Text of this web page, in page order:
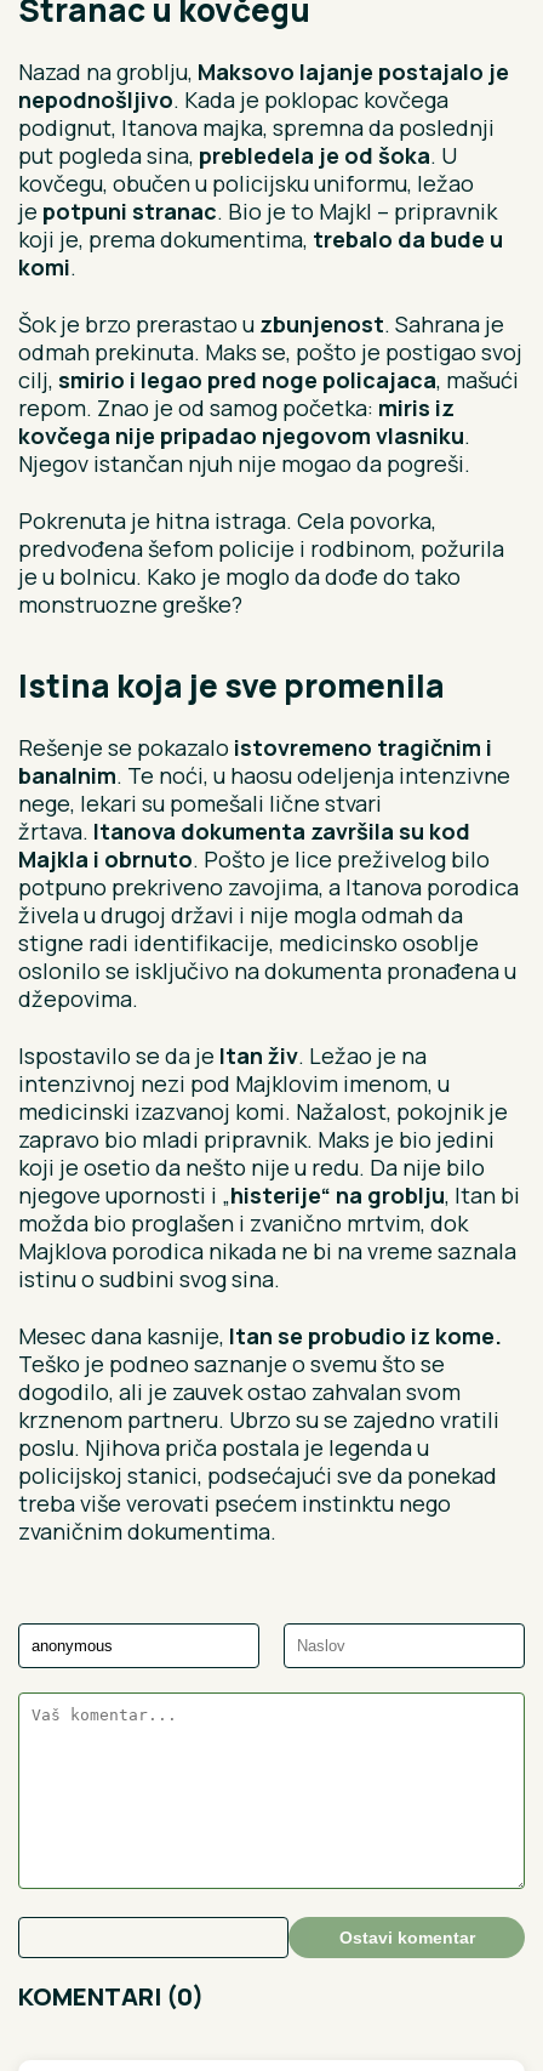
Stranac u kovčegu
Nazad na groblju, Maksovo lajanje postajalo je
nepodnošljivo. Kada je poklopac kovčega
podignut, Itanova majka, spremna da poslednji
put pogleda sina, prebledela je od šoka. U
kovčegu, obučen u policijsku uniformu, ležao
je potpuni stranac. Bio je to Majkl – pripravnik
koji je, prema dokumentima, trebalo da bude u
komi.
Šok je brzo prerastao u zbunjenost. Sahrana je
odmah prekinuta. Maks se, pošto je postigao svoj
cilj, smirio i legao pred noge policajaca, mašući
repom. Znao je od samog početka: miris iz
kovčega nije pripadao njegovom vlasniku.
Njegov istančan njuh nije mogao da pogreši.
Pokrenuta je hitna istraga. Cela povorka,
predvođena šefom policije i rodbinom, požurila
je u bolnicu. Kako je moglo da dođe do tako
monstruozne greške?
Istina koja je sve promenila
Rešenje se pokazalo istovremeno tragičnim i
banalnim. Te noći, u haosu odeljenja intenzivne
nege, lekari su pomešali lične stvari
žrtava. Itanova dokumenta završila su kod
Majkla i obrnuto. Pošto je lice preživelog bilo
potpuno prekriveno zavojima, a Itanova porodica
živela u drugoj državi i nije mogla odmah da
stigne radi identifikacije, medicinsko osoblje
oslonilo se isključivo na dokumenta pronađena u
džepovima.
Ispostavilo se da je Itan živ. Ležao je na
intenzivnoj nezi pod Majklovim imenom, u
medicinski izazvanoj komi. Nažalost, pokojnik je
zapravo bio mladi pripravnik. Maks je bio jedini
koji je osetio da nešto nije u redu. Da nije bilo
njegove upornosti i „histerije“ na groblju, Itan bi
možda bio proglašen i zvanično mrtvim, dok
Majklova porodica nikada ne bi na vreme saznala
istinu o sudbini svog sina.
Mesec dana kasnije, Itan se probudio iz kome.
Teško je podneo saznanje o svemu što se
dogodilo, ali je zauvek ostao zahvalan svom
krznenom partneru. Ubrzo su se zajedno vratili
poslu. Njihova priča postala je legenda u
policijskoj stanici, podsećajući sve da ponekad
treba više verovati psećem instinktu nego
zvaničnim dokumentima.
Ostavi komentar
KOMENTARI (0)